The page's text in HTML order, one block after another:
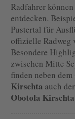
Radfahrer
entdecken.
Pustertal für
offizielle Radweg
Besondere
zwischen Mitte
finden neben dem
Kirschta auch
Obotola Kirschta